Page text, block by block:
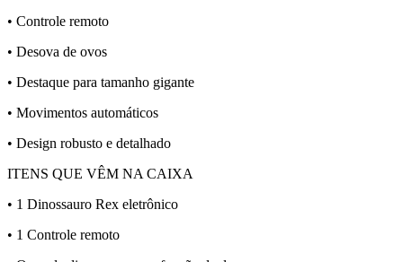
• Controle remoto
• Desova de ovos
• Destaque para tamanho gigante
• Movimentos automáticos
• Design robusto e detalhado
ITENS QUE VÊM NA CAIXA
• 1 Dinossauro Rex eletrônico
• 1 Controle remoto